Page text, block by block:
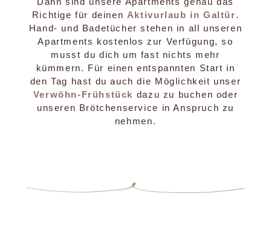
Richtige für deinen Aktivurlaub in Galtür.
Hand- und Badetücher stehen in all unseren
Apartments kostenlos zur Verfügung, so
musst du dich um fast nichts mehr
kümmern. Für einen entspannten Start in
den Tag hast du auch die Möglichkeit unser
Verwöhn-Frühstück dazu zu buchen oder
unseren Brötchenservice in Anspruch zu
nehmen.